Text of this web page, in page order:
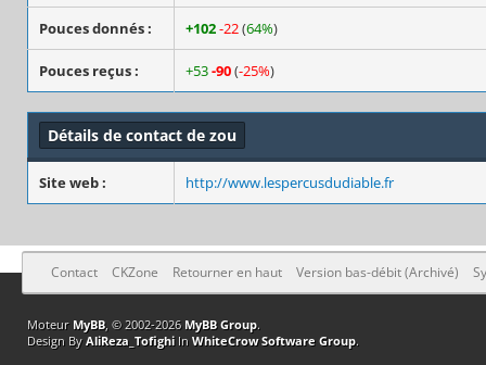
Pouces donnés : +102-22(64%)
Pouces reçus : +53-90(-25%)
Détails de contact de zou
Site web : http://www.lespercusdudiable.fr
Contact CKZone Retourner en haut Version bas-débit (Archivé)
Moteur MyBB, © 2002-2026 MyBB Group.
Design By AliReza_TofighiIn WhiteCrow Software Group.